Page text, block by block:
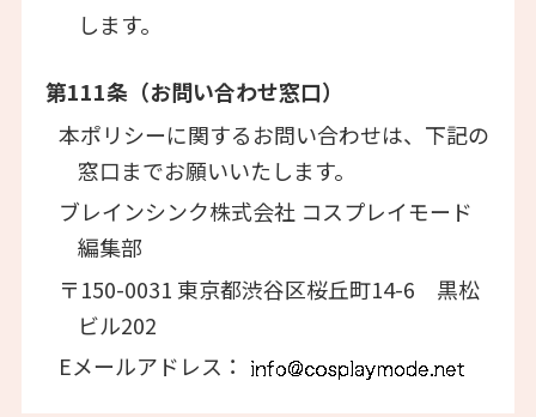
します。
第111条（お問い合わせ窓口）
本ポリシーに関するお問い合わせは、下記の
窓口までお願いいたします。
ブレインシンク株式会社 コスプレイモード
編集部
〒150-0031 東京都渋谷区桜丘町14-6 黒松
ビル202
Eメールアドレス：